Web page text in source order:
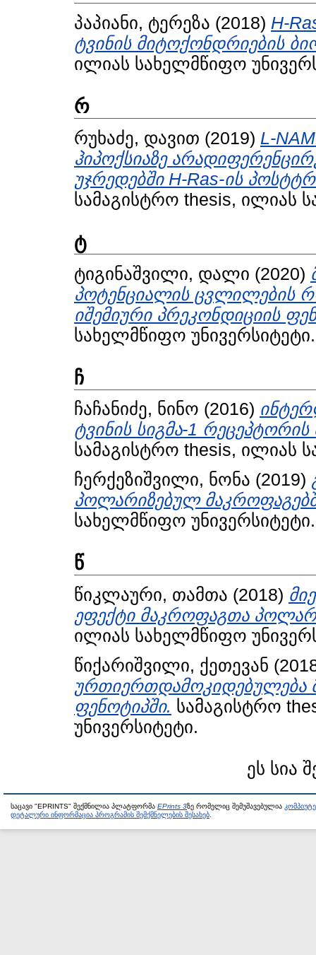
პაპიანი, ტერეზა (2018) H-
ტვინის მიტოქონდრიების
ილიას სახელმწიფო
რ
რუხაძე, დავით (2019) L-
ჰიპოქსიაზე
უჯრედებში H-Ras-ის
სამაგისტრო thesis, ილიას
ტ
ტიგინაშვილი, დალი (2020)
პოტენციალის ცვლილების
იშემიური პრეკონდიციის
სახელმწიფო უნივერსიტეტი.
ჩ
ჩაჩანიძე, ნინო (2016)
ტვინის სიგმა-1
სამაგისტრო thesis, ილიას
ჩერქეზიშვილი, ნონა (2019)
პოლარიზებულ
სახელმწიფო უნივერსიტეტი.
წ
წიკლაური, თამთა (2018)
ეფექტი მაკროფაგთა
ილიას სახელმწიფო
წიქარიშვილი, ქეთევან
ურთიერთდამოკიდებულება
ფენოტიპში. სამაგისტრო
უნივერსიტეტი.
ეს სია
საცავი "EPRINTS" შექმნილია პლატფორმა EPrints 3ზე რომელიც შემუშავებულია
დეტალური ინფორმაცია პროგრამის შემქმნელების შესახებ